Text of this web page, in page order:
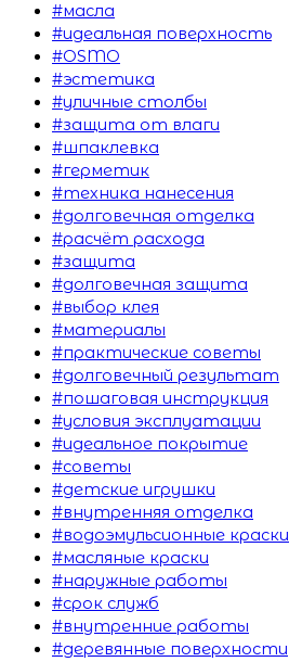
#масла
#идеальная поверхность
#OSMO
#эстетика
#уличные столбы
#защита от влаги
#шпаклевка
#герметик
#техника нанесения
#долговечная отделка
#расчёт расхода
#защита
#долговечная защита
#выбор клея
#материалы
#практические советы
#долговечный результат
#пошаговая инструкция
#условия эксплуатации
#идеальное покрытие
#советы
#детские игрушки
#внутренняя отделка
#водоэмульсионные краски
#масляные краски
#наружные работы
#срок служб
#внутренние работы
#деревянные поверхности